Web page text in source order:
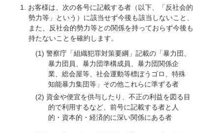
お客様は、次の各号に記載する者（以下、「反社会的
勢力等」という）に該当せず今後も該当しないこと、
また、反社会的勢力等との関係を持っておらず今後も
持たないことを確約します。
警察庁「組織犯罪対策要綱」記載の「暴力団、
暴力団員、暴力団準構成員、暴力団関係企
業、総会屋等、社会運動等標ぼうゴロ、特殊
知能暴力集団等」その他これらに準ずる者
資金や便宜を供与したり、不正の利益を図る目
的で利用するなど、前号に記載する者と人
的・資本的・経済的に深い関係にある者